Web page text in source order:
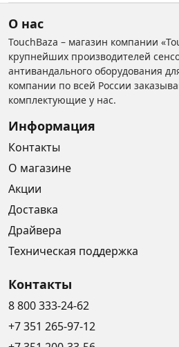
О нас
TouchBaza – магазин компании
крупнейших производителей
антивандального оборудования
компании по всей России
комплектующие у нас.
Информация
Контакты
О магазине
Акции
Доставка
Драйвера
Техническая поддержка
Контакты
8 800 333-24-62
+7 351 265-97-12